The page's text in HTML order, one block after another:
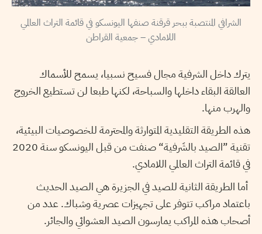
الشرافي المنتصبة ببحر قرقنة صنفها اليونسكو في قائمة التراث العالمي
اللامادي – جمعية القراطن
يترك داخل الشرفية مجال فسيح نسبيا، يسمح للأسماك
العالقة البقاء داخلها والسباحة، لكنها طبعا لن تستطيع الخروج
والهرب منها.
هذه الطريقة التقليدية المتوارثة والمحترمة للخصوصيات البيئية،
تقنية ”الصيد بالشَرفية“ صنفت من قبل اليونسكو سنة 2020
في قائمة التراث العالمي اللامادي.
أما الطريقة الثانية للصيد في الجزيرة هي الصيد الحديث
باعتماد مراكب تتوفر على تجهيزات عصرية وشباك. عدد من
أصحاب هذه المراكب يمارسون الصيد العشوائي والجائر.